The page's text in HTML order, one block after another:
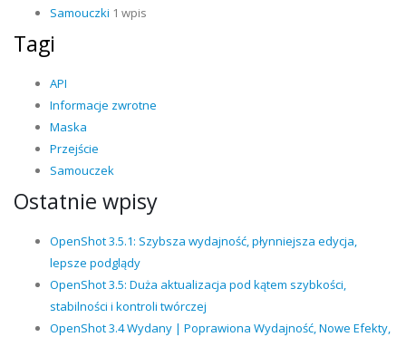
Samouczki 1 wpis
Tagi
API
Informacje zwrotne
Maska
Przejście
Samouczek
Ostatnie wpisy
OpenShot 3.5.1: Szybsza wydajność, płynniejsza edycja,
lepsze podglądy
OpenShot 3.5: Duża aktualizacja pod kątem szybkości,
stabilności i kontroli twórczej
OpenShot 3.4 Wydany | Poprawiona Wydajność, Nowe Efekty,